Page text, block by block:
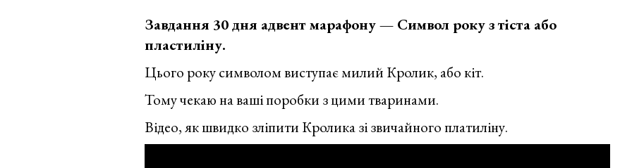
Завдання 30 дня адвент марафону — Символ року з тіста або
пластиліну.
Цього року символом виступає милий Кролик, або кіт.
Тому чекаю на ваші поробки з цими тваринами.
Відео, як швидко зліпити Кролика зі звичайного платиліну.